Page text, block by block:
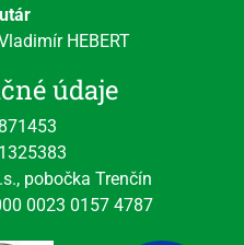
HEBERT
údaje
pobočka Trenčín
0023 0157 4787